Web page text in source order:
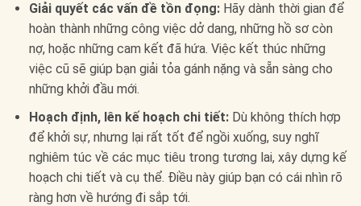
Giải quyết các vấn đề tồn đọng:Hãy dành thời gian để
hoàn thành những công việc dở dang, những hồ sơ còn
nợ, hoặc những cam kết đã hứa. Việc kết thúc những
việc cũ sẽ giúp bạn giải tỏa gánh nặng và sẵn sàng cho
những khởi đầu mới.
Hoạch định, lên kế hoạch chi tiết:Dù không thích hợp
để khởi sự, nhưng lại rất tốt để ngồi xuống, suy nghĩ
nghiêm túc về các mục tiêu trong tương lai, xây dựng kế
hoạch chi tiết và cụ thể. Điều này giúp bạn có cái nhìn rõ
ràng hơn về hướng đi sắp tới.